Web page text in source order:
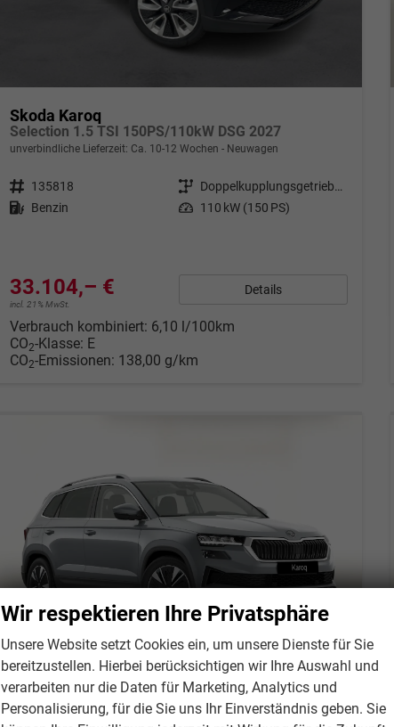
Skoda Karoq
Selection 1.5 TSI 150PS/110kW DSG 2027
unverbindliche Lieferzeit: Ca. 10-12 Wochen Neuwagen
Fahrzeugnr. 135818 Getriebe
Doppelkupplungsgetriebe (DSG)
Kraftstoff Benzin Leistung 110 kW (150 PS)
33.104,– €
incl. 21% MwSt.
Details
Verbrauch kombiniert: 6,10 l/100km
CO2-Klasse: E
CO2-Emissionen: 138,00 g/km
Skoda Karoq
Wir respektieren Ihre Privatsphäre
Unsere Website setzt Cookies ein, um unsere Dienste für Sie
bereitzustellen. Hierbei berücksichtigen wir Ihre Auswahl und
verarbeiten nur die Daten für Marketing, Analytics und
Personalisierung, für die Sie uns Ihr Einverständnis geben. Sie